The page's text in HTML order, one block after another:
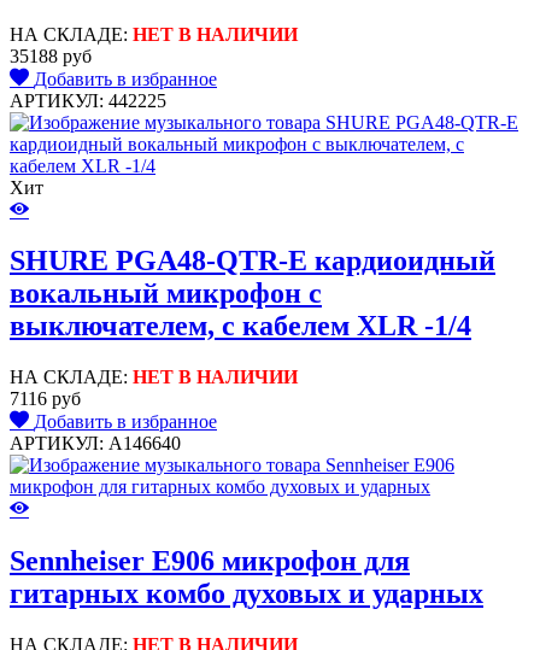
НА СКЛАДЕ: НЕТ В НАЛИЧИИ
35188 руб
Добавить в избранное
АРТИКУЛ: 442225
Хит
SHURE PGA48-QTR-E кардиоидный
вокальный микрофон c
выключателем, с кабелем XLR -1/4
НА СКЛАДЕ: НЕТ В НАЛИЧИИ
7116 руб
Добавить в избранное
АРТИКУЛ: A146640
Sennheiser E906 микрофон для
гитарных комбо духовых и ударных
НА СКЛАДЕ: НЕТ В НАЛИЧИИ